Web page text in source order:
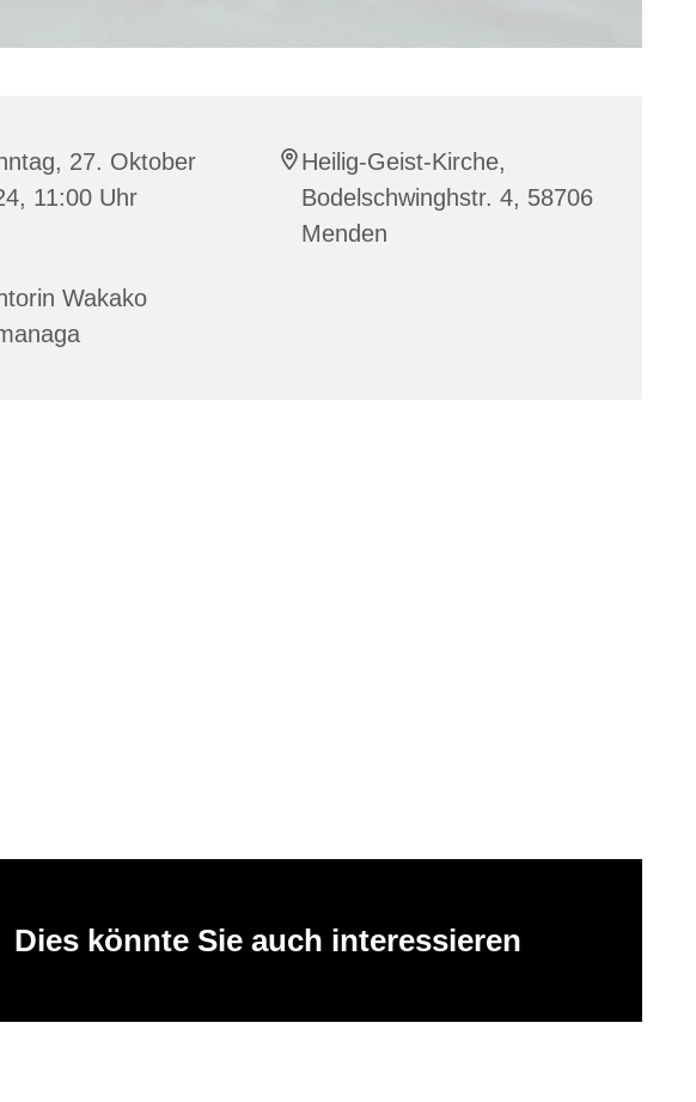
27. Oktober
11:00 Uhr
Heilig-Geist-Kirche,
Bodelschwinghstr. 4, 58706
Menden
Wakako
Dies könnte Sie auch interessieren